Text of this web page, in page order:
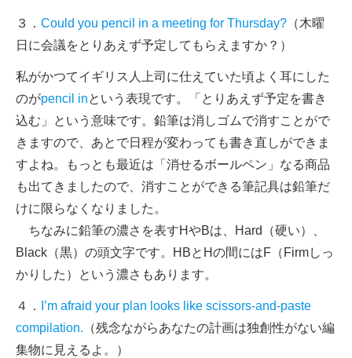
３． Could you pencil in a meeting for Thursday? （木曜
日に会議をとりあえず予定してもらえますか？）
私がかつてイギリス人上司に仕えていた頃よく耳にした
のがpencil inという表現です。「とりあえず予定を書き
込む」という意味です。鉛筆は消しゴムで消すことがで
きますので、あとで日程が変わっても書き直しができま
すよね。もっとも最近は「消せるボールペン」なる商品
も出てきましたので、消すことができる筆記具は鉛筆だ
けに限らなくなりました。
ちなみに鉛筆の濃さを表すHやBは、Hard（硬い）、
Black（黒）の頭文字です。HBとHの間にはF（Firmしっ
かりした）という濃さもあります。
４．
I’m afraid your plan looks like scissors-and-paste
compilation. （残念ながらあなたの計画は独創性がない編
集物に見えるよ。）